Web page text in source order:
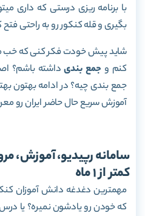
با برنامه ریزی درستی که داری
بگیری و قله کنکور رو به راحتی
شاید پیش خودت فکر کنی که خب
کنم و جمع بندیداشته باشم؟
جمع بندی چیه؟ در ادامه بهتون
آموزش سریع حال حاضر ایران رو
سامانه رپیدیو، آموزش،
کمتر از 1 ماه
مهمترین دغدغه دانش آموزان
که خودن رو یادشون نمیره؟ یا